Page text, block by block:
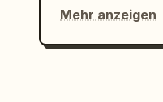
Mehr anzeigen